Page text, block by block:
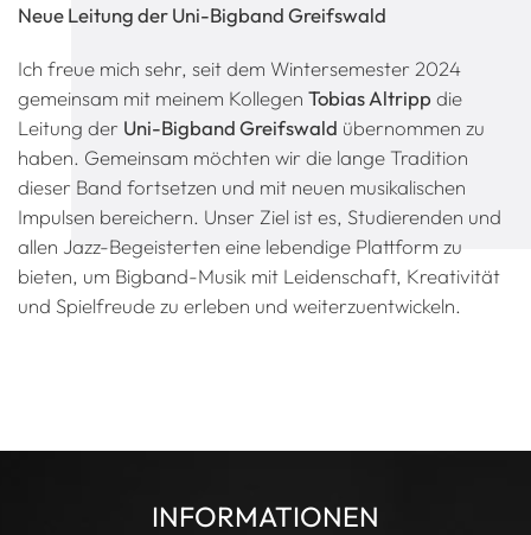
Neue Leitung der Uni-Bigband Greifswald
Ich freue mich sehr, seit dem Wintersemester 2024
gemeinsam mit meinem Kollegen Tobias Altripp die
Leitung der Uni-Bigband Greifswald übernommen zu
haben. Gemeinsam möchten wir die lange Tradition
dieser Band fortsetzen und mit neuen musikalischen
Impulsen bereichern. Unser Ziel ist es, Studierenden und
allen Jazz-Begeisterten eine lebendige Plattform zu
bieten, um Bigband-Musik mit Leidenschaft, Kreativität
und Spielfreude zu erleben und weiterzuentwickeln.
INFORMATIONEN